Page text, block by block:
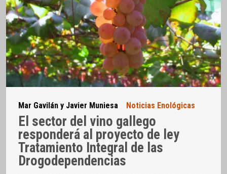
Mar Gavilán y Javier Muniesa Noticias Enológicas
El sector del vino gallego
responderá al proyecto de ley
Tratamiento Integral de las
Drogodependencias